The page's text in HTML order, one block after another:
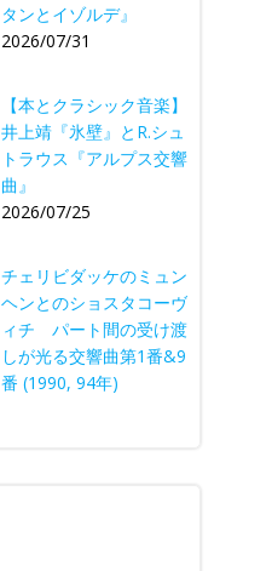
タンとイゾルデ』
2026/07/31
【本とクラシック音楽】
井上靖『氷壁』とR.シュ
トラウス『アルプス交響
曲』
2026/07/25
チェリビダッケのミュン
ヘンとのショスタコーヴ
ィチ パート間の受け渡
しが光る交響曲第1番&9
番 (1990, 94年)